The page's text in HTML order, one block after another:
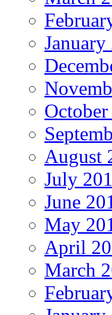
January
August
July
June
May
April
March